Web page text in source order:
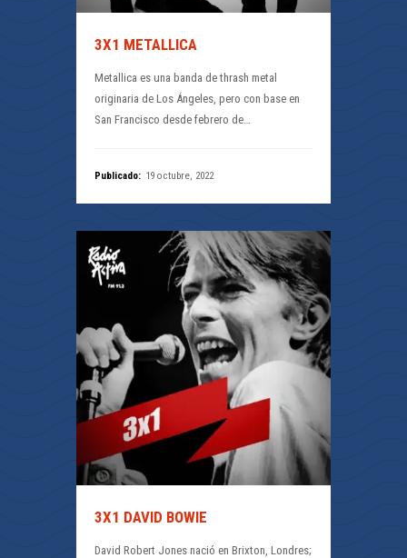
3X1 METALLICA
Metallica es una banda de thrash metal
originaria de Los Ángeles, pero con base en
San Francisco desde febrero de…
Publicado: 19 octubre, 2022
3X1 DAVID BOWIE
David Robert Jones nació en Brixton, Londres;